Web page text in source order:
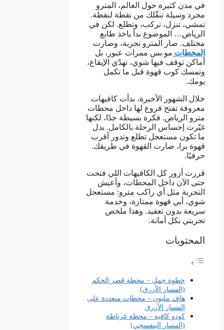
في مدن كثيرة حول العالم، المترو
مجرد وسيلة تنقّلك من نقطة لنقطة.
تمشي، تنزل، تركب، وتطلع. لكن في
الرياض… الموضوع بدأ ياخذ طابع
مختلف. صار المترو تجربة، وصارت
المحطات مو بس ممرات عبور، بل
أماكن توقف فيها شوي، تهدّي الإيقاع،
وتمسك كوب قهوة قبل ما تكمل
يومك.
خلال الشهور الأخيرة، بدأت كافيهات
معروفة تفتح فروع لها داخل محطات
مترو الرياض. فكرة بسيطة جدًا، لكنها
غيّرت إحساس الرحلة بالكامل. بدل
ما تكون مستعجل تطلع وتدور أقرب
قهوة برا، صارت القهوة في طريقك.
حرفيًا.
قررت أزور كل الكافيهات اللي فتحت
حتى الآن داخل المحطات، وأعيش
التجربة مثل أي راكب مترو: مستعجل
شوي، أبي قهوة ممتازة، وخدمة
سريعة بدون تعقيد. وهذا ملخص
تجربتي بكل أمانة.
المحتويات
خطوة جمل – محطة قصر الحكم
(المسار الأزرق)
هاف مليون – محطات متعددة على
المسار الأزرق
كودو كافيه – محطة غرناطة
(المسار البنفسجي)